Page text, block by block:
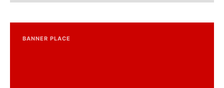
BANNER PLACE